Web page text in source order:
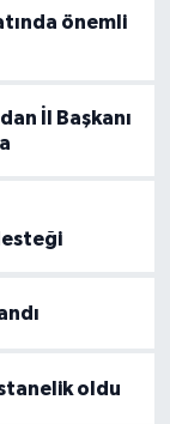
önemli
İl Başkanı
oldu